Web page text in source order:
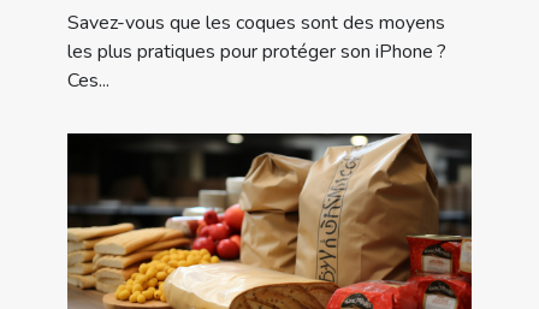
Savez-vous que les coques sont des moyens
les plus pratiques pour protéger son iPhone ?
Ces...